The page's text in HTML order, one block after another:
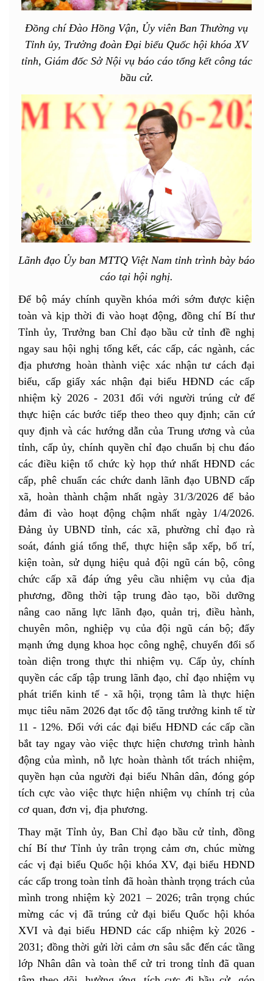
Đồng chí Đào Hồng Vận, Ủy viên Ban Thường vụ
Tỉnh ủy, Trưởng đoàn Đại biểu Quốc hội khóa XV
tỉnh, Giám đốc Sở Nội vụ báo cáo tổng kết công tác
bầu cử.
Lãnh đạo Ủy ban MTTQ Việt Nam tỉnh trình bày báo
cáo tại hội nghị.
Để bộ máy chính quyền khóa mới sớm được kiện
toàn và kịp thời đi vào hoạt động, đồng chí Bí thư
Tỉnh ủy, Trưởng ban Chỉ đạo bầu cử tỉnh đề nghị
ngay sau hội nghị tổng kết, các cấp, các ngành, các
địa phương hoàn thành việc xác nhận tư cách đại
biểu, cấp giấy xác nhận đại biểu HĐND các cấp
nhiệm kỳ 2026 - 2031 đối với người trúng cử để
thực hiện các bước tiếp theo theo quy định; căn cứ
quy định và các hướng dẫn của Trung ương và của
tỉnh, cấp ủy, chính quyền chỉ đạo chuẩn bị chu đáo
các điều kiện tổ chức kỳ họp thứ nhất HĐND các
cấp, phê chuẩn các chức danh lãnh đạo UBND cấp
xã, hoàn thành chậm nhất ngày 31/3/2026 để bảo
đảm đi vào hoạt động chậm nhất ngày 1/4/2026.
Đảng ủy UBND tỉnh, các xã, phường chỉ đạo rà
soát, đánh giá tổng thể, thực hiện sắp xếp, bố trí,
kiện toàn, sử dụng hiệu quả đội ngũ cán bộ, công
chức cấp xã đáp ứng yêu cầu nhiệm vụ của địa
phương, đồng thời tập trung đào tạo, bồi dưỡng
nâng cao năng lực lãnh đạo, quản trị, điều hành,
chuyên môn, nghiệp vụ của đội ngũ cán bộ; đẩy
mạnh ứng dụng khoa học công nghệ, chuyển đổi số
toàn diện trong thực thi nhiệm vụ. Cấp ủy, chính
quyền các cấp tập trung lãnh đạo, chỉ đạo nhiệm vụ
phát triển kinh tế - xã hội, trọng tâm là thực hiện
mục tiêu năm 2026 đạt tốc độ tăng trưởng kinh tế từ
11 - 12%. Đối với các đại biểu HĐND các cấp cần
bắt tay ngay vào việc thực hiện chương trình hành
động của mình, nỗ lực hoàn thành tốt trách nhiệm,
quyền hạn của người đại biểu Nhân dân, đóng góp
tích cực vào việc thực hiện nhiệm vụ chính trị của
cơ quan, đơn vị, địa phương.
Thay mặt Tỉnh ủy, Ban Chỉ đạo bầu cử tỉnh, đồng
chí Bí thư Tỉnh ủy trân trọng cảm ơn, chúc mừng
các vị đại biểu Quốc hội khóa XV, đại biểu HĐND
các cấp trong toàn tỉnh đã hoàn thành trọng trách của
mình trong nhiệm kỳ 2021 – 2026; trân trọng chúc
mừng các vị đã trúng cử đại biểu Quốc hội khóa
XVI và đại biểu HĐND các cấp nhiệm kỳ 2026 -
2031; đồng thời gửi lời cảm ơn sâu sắc đến các tầng
lớp Nhân dân và toàn thể cử tri trong tỉnh đã quan